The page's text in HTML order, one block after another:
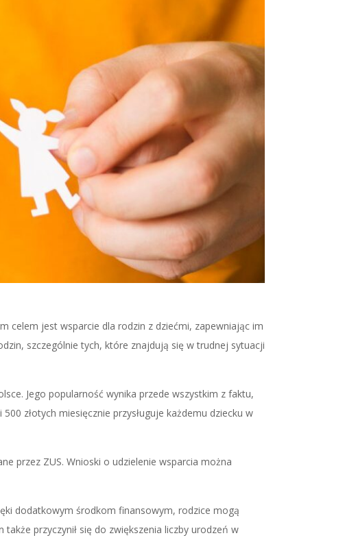
celem jest wsparcie dla rodzin z dziećmi, zapewniając im
szczególnie tych, które znajdują się w trudnej sytuacji
Jego popularność wynika przede wszystkim z faktu,
złotych miesięcznie przysługuje każdemu dziecku w
przez ZUS. Wnioski o udzielenie wsparcia można
dodatkowym środkom finansowym, rodzice mogą
przyczynił się do zwiększenia liczby urodzeń w